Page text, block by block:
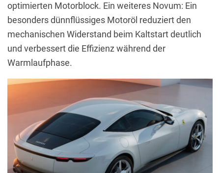
optimierten Motorblock. Ein weiteres Novum: Ein
besonders dünnflüssiges Motoröl reduziert den
mechanischen Widerstand beim Kaltstart deutlich
und verbessert die Effizienz während der
Warmlaufphase.